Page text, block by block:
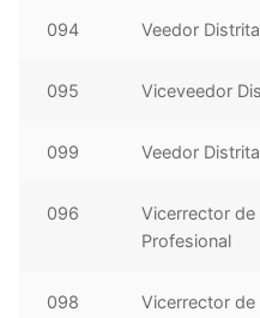
094 Veedor
095 Viceveedor
099 Veedor
096
Vicerrector de
Profesional
098 Vicerrector de